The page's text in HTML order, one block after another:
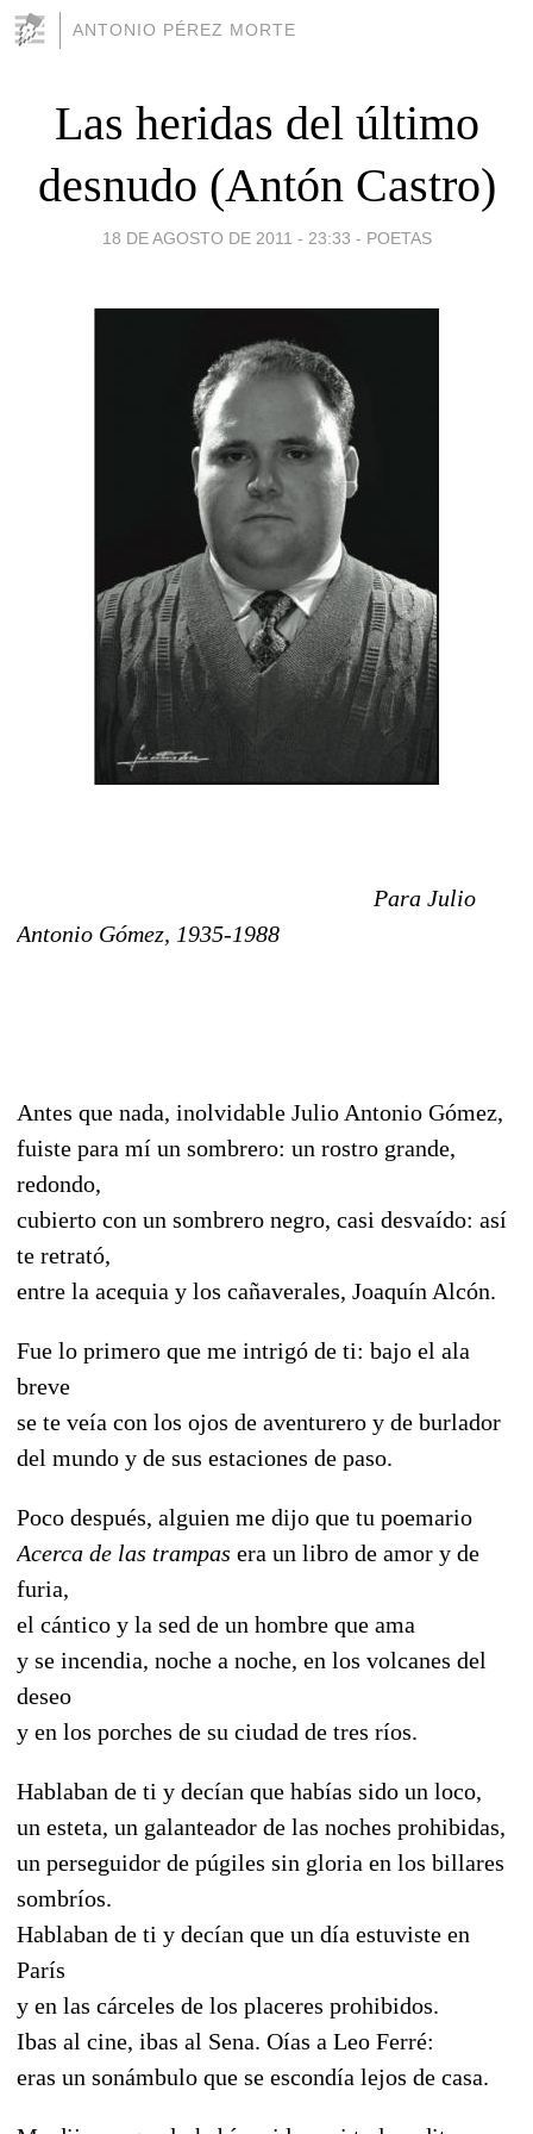
ANTONIO PÉREZ MORTE
Las heridas del último
desnudo (Antón Castro)
18 DE AGOSTO DE 2011 - 23:33 - POETAS
Para Julio
Antonio Gómez, 1935-1988
Antes que nada, inolvidable Julio Antonio Gómez,
fuiste para mí un sombrero: un rostro grande,
redondo,
cubierto con un sombrero negro, casi desvaído: así
te retrató,
entre la acequia y los cañaverales, Joaquín Alcón.
Fue lo primero que me intrigó de ti: bajo el ala
breve
se te veía con los ojos de aventurero y de burlador
del mundo y de sus estaciones de paso.
Poco después, alguien me dijo que tu poemario
Acerca de las trampas era un libro de amor y de
furia,
el cántico y la sed de un hombre que ama
y se incendia, noche a noche, en los volcanes del
deseo
y en los porches de su ciudad de tres ríos.
Hablaban de ti y decían que habías sido un loco,
un esteta, un galanteador de las noches prohibidas,
un perseguidor de púgiles sin gloria en los billares
sombríos.
Hablaban de ti y decían que un día estuviste en
París
y en las cárceles de los placeres prohibidos.
Ibas al cine, ibas al Sena. Oías a Leo Ferré:
eras un sonámbulo que se escondía lejos de casa.